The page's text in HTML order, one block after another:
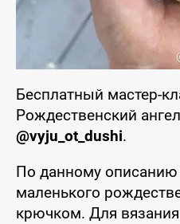
Бесплатный мастер-
Рождественский
@vyju_ot_dushi.
По данному
маленького
крючком. Для